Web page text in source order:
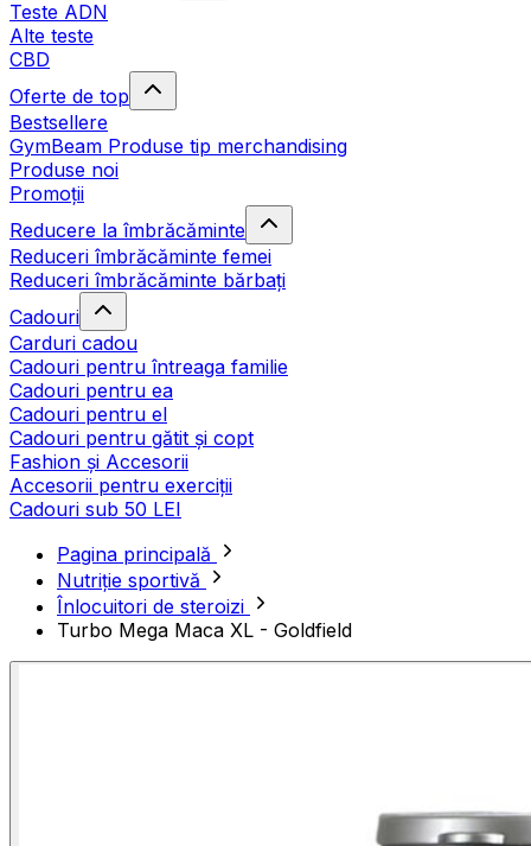
Teste ADN
Alte teste
CBD
Oferte de top
Bestsellere
GymBeam Produse tip merchandising
Produse noi
Promoții
Reducere la îmbrăcăminte
Reduceri îmbrăcăminte femei
Reduceri îmbrăcăminte bărbați
Cadouri
Carduri cadou
Cadouri pentru întreaga familie
Cadouri pentru ea
Cadouri pentru el
Cadouri pentru gătit și copt
Fashion și Accesorii
Accesorii pentru exerciții
Cadouri sub 50 LEI
Pagina principală
Nutriție sportivă
Înlocuitori de steroizi
Turbo Mega Maca XL - Goldfield